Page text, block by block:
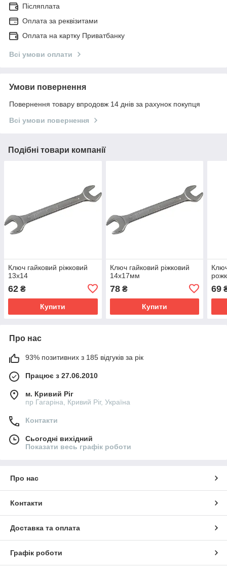
Післяплата
Оплата за реквізитами
Оплата на картку Приватбанку
Всі умови оплати
Умови повернення
Повернення товару впродовж 14 днів за рахунок покупця
Всі умови повернення
Подібні товари компанії
Ключ гайковий ріжковий
13х14
62 ₴
Купити
Ключ гайковий ріжковий
14х17мм
78₴
Купити
69
Про нас
93% позитивних з 185 відгуків за рік
Працює з 27.06.2010
м. Кривий Ріг
пр Гагаріна, Кривий Ріг, Україна
Контакти
Сьогодні вихідний
Показати весь графік роботи
Про нас
Контакти
Доставка та оплата
Графік роботи